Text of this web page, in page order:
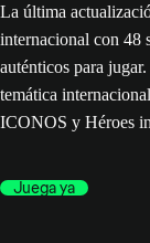
La última
internacional con 48
auténticos para
temática
ICONOS y Héroes
Juega ya